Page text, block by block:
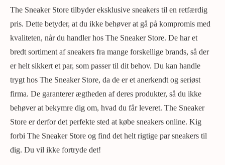
The Sneaker Store tilbyder eksklusive sneakers til en retfærdig
pris. Dette betyder, at du ikke behøver at gå på kompromis med
kvaliteten, når du handler hos The Sneaker Store. De har et
bredt sortiment af sneakers fra mange forskellige brands, så der
er helt sikkert et par, som passer til dit behov. Du kan handle
trygt hos The Sneaker Store, da de er et anerkendt og seriøst
firma. De garanterer ægtheden af deres produkter, så du ikke
behøver at bekymre dig om, hvad du får leveret. The Sneaker
Store er derfor det perfekte sted at købe sneakers online. Kig
forbi The Sneaker Store og find det helt rigtige par sneakers til
dig. Du vil ikke fortryde det!